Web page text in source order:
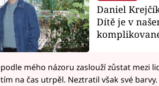
Daniel
Dítě je v
mého názoru zaslouží zůstat mezi
na čas utrpěl. Neztratil však své